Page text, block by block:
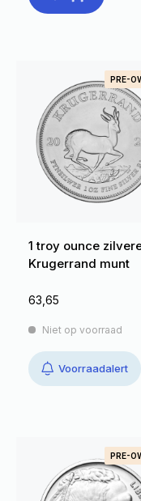
PRE-
1 troy ounce
Krugerrand munt
63,65
Niet op voorraad
Voorraadalert
PRE-